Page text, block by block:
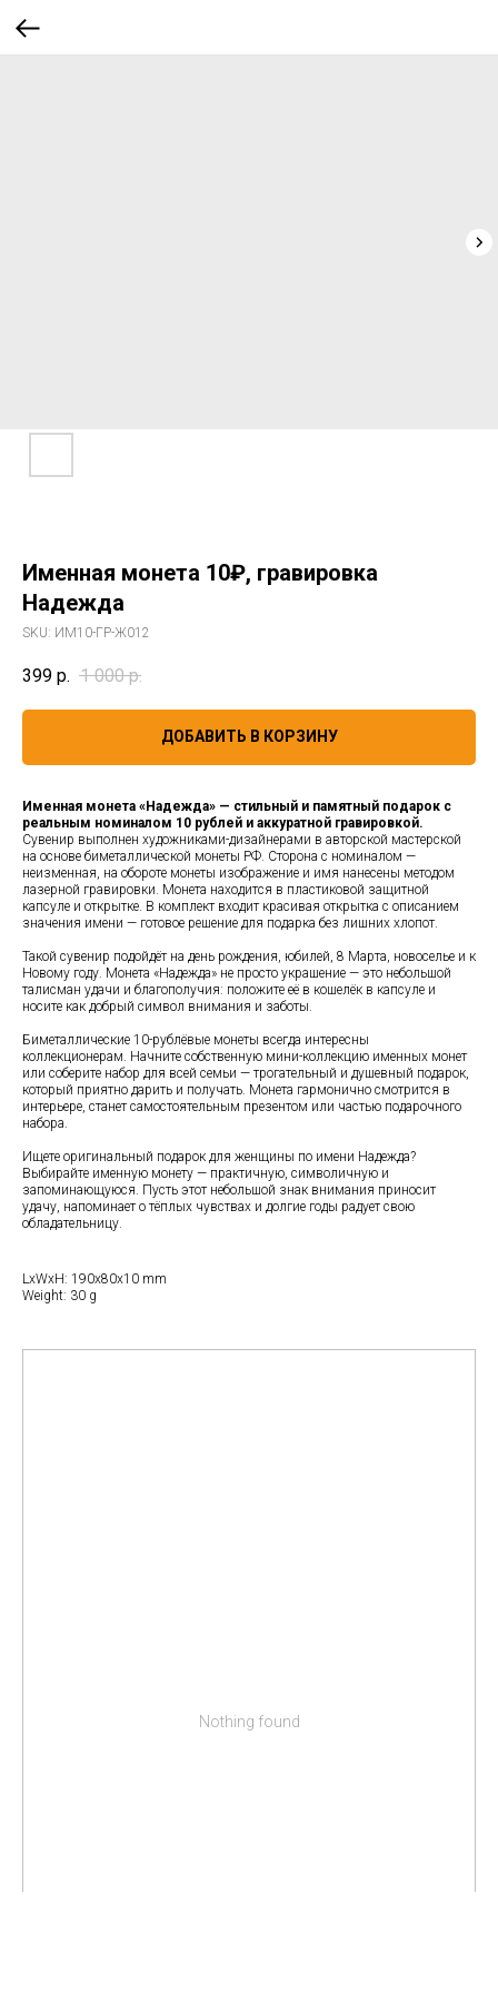
Именная монета 10₽, гравировка
Надежда
SKU: ИМ10-ГР-Ж012
399 р. 1 000 р.
ДОБАВИТЬ В КОРЗИНУ
Именная монета «Надежда» — стильный и памятный подарок с
реальным номиналом 10 рублей и аккуратной гравировкой.
Сувенир выполнен художниками-дизайнерами в авторской мастерской
на основе биметаллической монеты РФ. Сторона с номиналом —
неизменная, на обороте монеты изображение и имя нанесены методом
лазерной гравировки. Монета находится в пластиковой защитной
капсуле и открытке. В комплект входит красивая открытка с описанием
значения имени — готовое решение для подарка без лишних хлопот.
Такой сувенир подойдёт на день рождения, юбилей, 8 Марта, новоселье и к
Новому году. Монета «Надежда» не просто украшение — это небольшой
талисман удачи и благополучия: положите её в кошелёк в капсуле и
носите как добрый символ внимания и заботы.
Биметаллические 10-рублёвые монеты всегда интересны
коллекционерам. Начните собственную мини-коллекцию именных монет
или соберите набор для всей семьи — трогательный и душевный подарок,
который приятно дарить и получать. Монета гармонично смотрится в
интерьере, станет самостоятельным презентом или частью подарочного
набора.
Ищете оригинальный подарок для женщины по имени Надежда?
Выбирайте именную монету — практичную, символичную и
запоминающуюся. Пусть этот небольшой знак внимания приносит
удачу, напоминает о тёплых чувствах и долгие годы радует свою
обладательницу.
LxWxH: 190x80x10 mm
Weight: 30 g
Nothing found